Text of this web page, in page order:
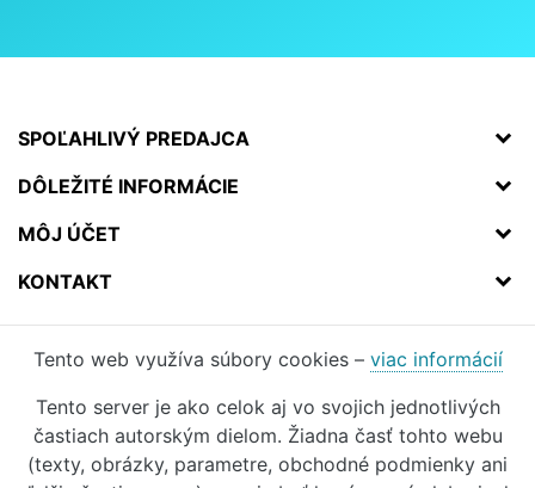
SPOĽAHLIVÝ PREDAJCA
DÔLEŽITÉ INFORMÁCIE
MÔJ ÚČET
KONTAKT
Tento web využíva súbory cookies – viac informácií
Tento server je ako celok aj vo svojich jednotlivých
častiach autorským dielom. Žiadna časť tohto webu
(texty, obrázky, parametre, obchodné podmienky ani